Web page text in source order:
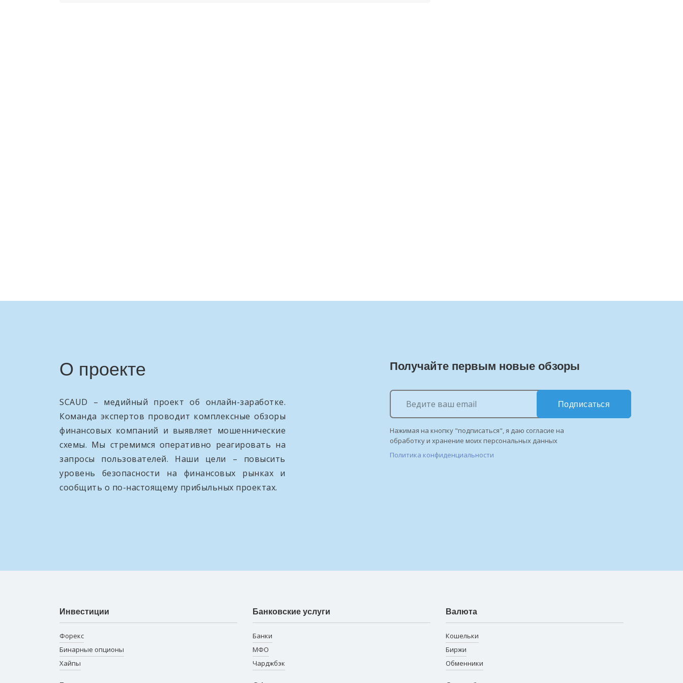
О проекте
SCAUD – медийный проект об онлайн-заработке.
Команда экспертов проводит комплексные обзоры
финансовых компаний и выявляет мошеннические
схемы. Мы стремимся оперативно реагировать на
запросы пользователей. Наши цели – повысить
уровень безопасности на финансовых рынках и
сообщить о по-настоящему прибыльных проектах.
Получайте первым новые обзоры
Подписаться
Нажимая на кнопку "подписаться", я даю согласие на
обработку и хранение моих персональных данных
Политика конфиденциальности
Инвестиции
Форекс
Бинарные опционы
Хайпы
Банковские услуги
Банки
МФО
Чарджбэк
Валюта
Кошельки
Биржи
Обменники